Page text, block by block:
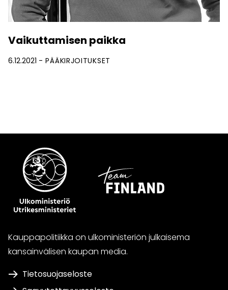
Vaikuttamisen paikka
6.12.2021 PÄÄKIRJOITUKSET
Kauppapolitiikka on ulkoministeriön julkaisema
kansainvälisen kaupan media.
Tietosuojaseloste